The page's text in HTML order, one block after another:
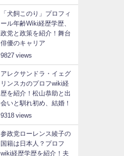
「犬飼このり」プロフィ
ール年齢Wiki経歴学歴、
政党と政策を紹介！舞台
俳優のキャリア
9827
アレクサンドラ・イェグ
リンスカのプロフwiki経
歴を紹介！松山恭助と出
会いと馴れ初め、結婚！
9318
参政党ローレンス綾子の
国籍は日本人？プロフ
wiki経歴学歴を紹介！夫